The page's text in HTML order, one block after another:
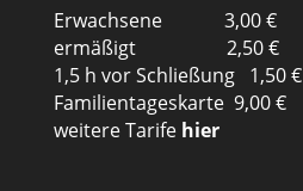
Erwachsene 3,00 €
ermäßigt 2,50 €
1,5 h vor Schließung 1,50 €
Familientageskarte 9,00 €
weitere Tarife hier